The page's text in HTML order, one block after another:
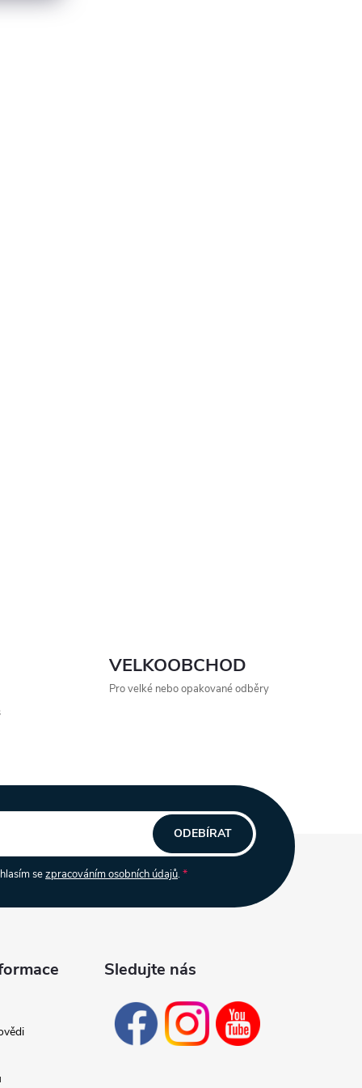
VELKOOBCHOD
Pro velké nebo opakované odběry
sezpracováním osobních údajů.
ODEBÍRAT
Sledujte nás